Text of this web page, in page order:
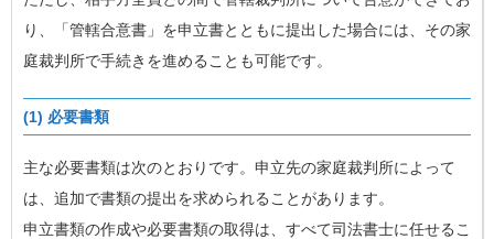
り、「管轄合意書」を申立書とともに提出した場合には、その家
庭裁判所で手続きを進めることも可能です。
(1) 必要書類
主な必要書類は次のとおりです。申立先の家庭裁判所によって
は、追加で書類の提出を求められることがあります。
申立書類の作成や必要書類の取得は、すべて司法書士に任せるこ